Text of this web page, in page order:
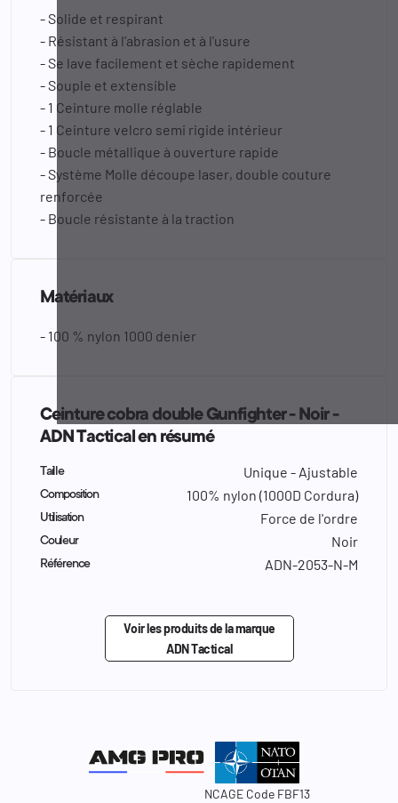
- Solide et respirant
- Résistant à l’abrasion et à l'usure
- Se lave facilement et sèche rapidement
- Souple et extensible
- 1 Ceinture molle réglable
- 1 Ceinture velcro semi rigide intérieur
- Boucle métallique à ouverture rapide
- Système Molle découpe laser, double couture
renforcée
- Boucle résistante à la traction
Matériaux
- 100 % nylon 1000 denier
Ceinture cobra double Gunfighter - Noir -
ADN Tactical en résumé
Taille Unique - Ajustable
Composition 100% nylon (1000D Cordura)
Utilisation Force de l'ordre
Couleur Noir
Référence ADN-2053-N-M
Voir les produits de la marque
ADN Tactical
NCAGE Code FBF13